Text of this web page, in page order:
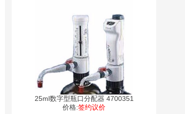
25ml数字型瓶口分配器 4700351
价格:签约议价